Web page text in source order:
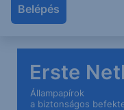
Belépés
Erste
Állampapírok
a biztonságos